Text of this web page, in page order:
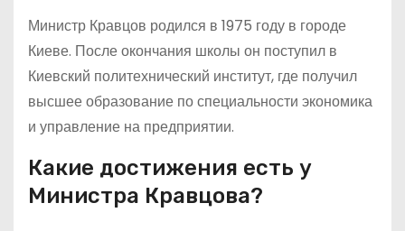
Министр Кравцов родился в 1975 году в городе
Киеве. После окончания школы он поступил в
Киевский политехнический институт, где получил
высшее образование по специальности экономика
и управление на предприятии.
Какие достижения есть у
Министра Кравцова?